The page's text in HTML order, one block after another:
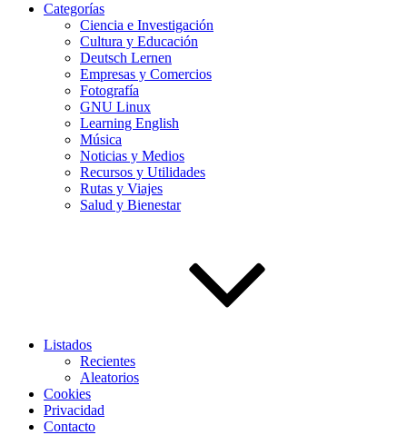
Categorías
Ciencia e Investigación
Cultura y Educación
Deutsch Lernen
Empresas y Comercios
Fotografía
GNU Linux
Learning English
Música
Noticias y Medios
Recursos y Utilidades
Rutas y Viajes
Salud y Bienestar
Listados
Recientes
Aleatorios
Cookies
Privacidad
Contacto